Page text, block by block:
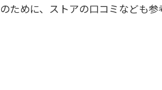
のために、ストアの口コミなども参